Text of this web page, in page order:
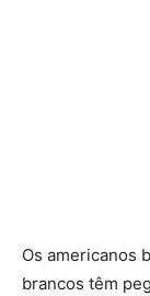
Os americanos
brancos têm